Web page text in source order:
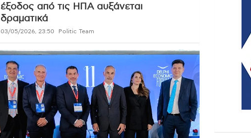
έξοδος από τις ΗΠΑ αυξάνεται
δραματικά
03/05/2026, 23:50 Politic Team